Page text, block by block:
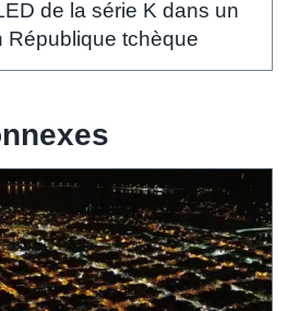
de la série K dans un
République tchèque